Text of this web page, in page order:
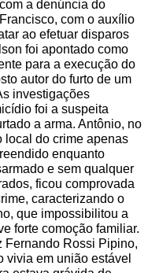
a denúncia do
com o auxílio
ao efetuar disparos
foi apontado como
para a execução do
autor do furto de um
investigações
foi a suspeita
a arma. Antônio, no
local do crime apenas
enquanto
e sem qualquer
ficou comprovada
caracterizando o
que impossibilitou a
forte comoção familiar.
Fernando Rossi Pipino,
vivia em união estável